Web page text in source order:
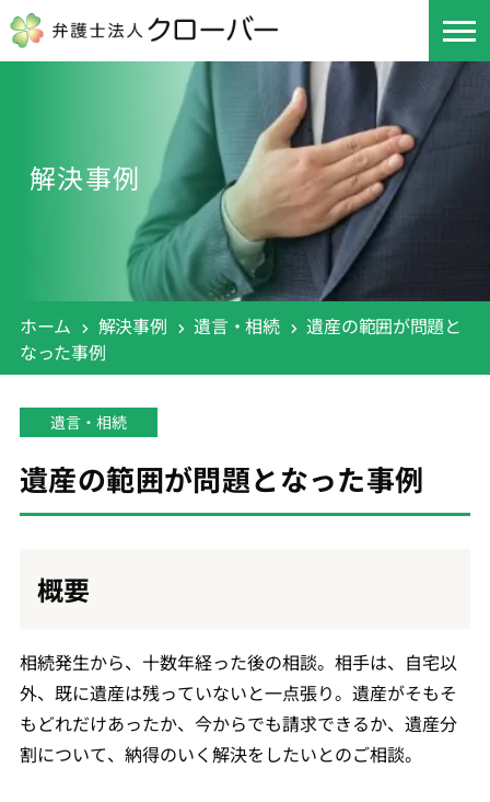
解決事例
ホーム 解決事例 遺言・相続
遺産の範囲が問題と
なった事例
遺言・相続
遺産の範囲が問題となった事例
概要
相続発生から、十数年経った後の相談。相手は、自宅以
外、既に遺産は残っていないと一点張り。遺産がそもそ
もどれだけあったか、今からでも請求できるか、遺産分
割について、納得のいく解決をしたいとのご相談。